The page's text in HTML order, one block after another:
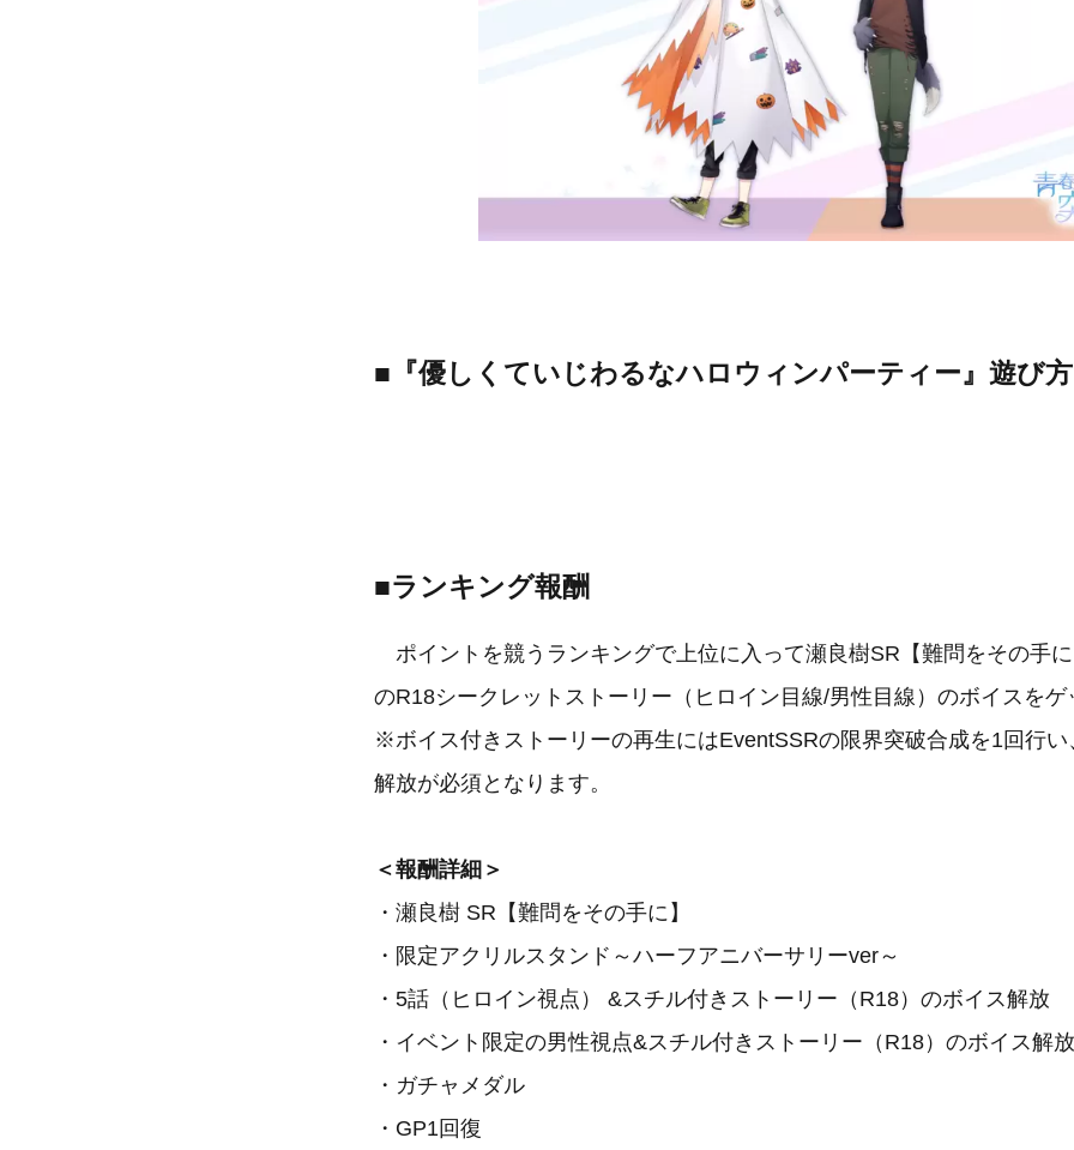
■『優しくていじわるなハロウィンパーティー』遊び方